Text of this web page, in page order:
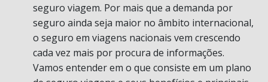
seguro viagem. Por mais que a demanda por
seguro ainda seja maior no âmbito internacional,
o seguro em viagens nacionais vem crescendo
cada vez mais por procura de informações.
Vamos entender em o que consiste em um plano